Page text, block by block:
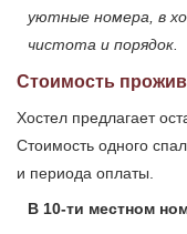
уютные номера, в
чистота и порядок.
Стоимость
Хостел предлагает
Стоимость одного
и периода оплаты.
В 10-ти местном